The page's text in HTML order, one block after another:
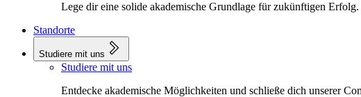
Lege dir eine solide akademische Grundlage für zukünftigen Erfolg.
Standorte
Studiere mit uns
Studiere mit uns
Entdecke akademische Möglichkeiten und schließe dich unserer